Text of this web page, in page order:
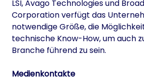
LSI, Avago Technologies und
Corporation verfügt das
notwendige Größe, die
technische Know-How, um auch
Branche führend zu sein.
Medienkontakte